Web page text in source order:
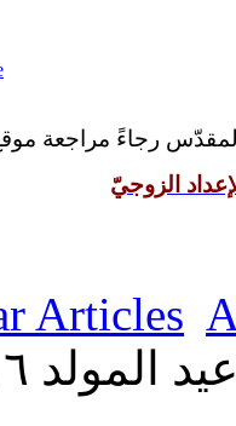
رجاءً مراجعة
الزوجيّ
Articles
المولد ٠٧/٩/٢٠١٦